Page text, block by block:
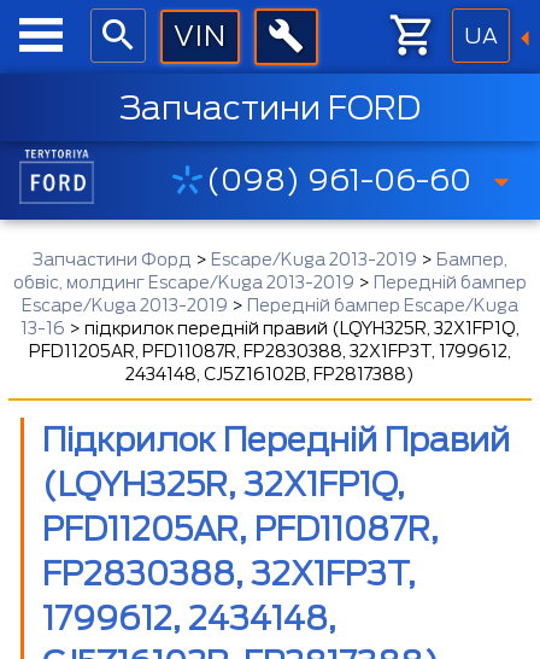
UA
Запчастини FORD
(098) 961-06-60
Запчастини Форд > Escape/Kuga 2013-2019 > Бампер,
обвіс, молдинг Escape/Kuga 2013-2019 > Передній бампер
Escape/Kuga 2013-2019 > Передній бампер Escape/Kuga
13-16 > підкрилок передній правий (LQYH325R, 32X1FP1Q,
PFD11205AR, PFD11087R, FP2830388, 32X1FP3T, 1799612,
2434148, CJ5Z16102B, FP2817388)
Підкрилок Передній Правий
(LQYH325R, 32X1FP1Q,
PFD11205AR, PFD11087R,
FP2830388, 32X1FP3T,
1799612, 2434148,